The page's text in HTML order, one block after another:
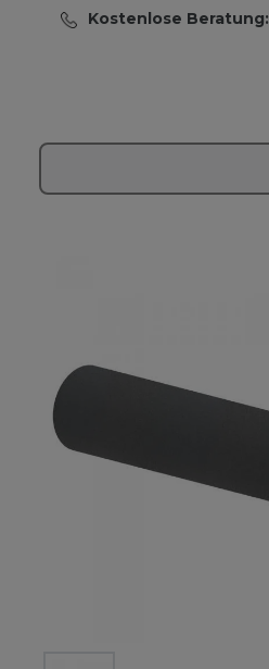
Kostenlose Beratung: